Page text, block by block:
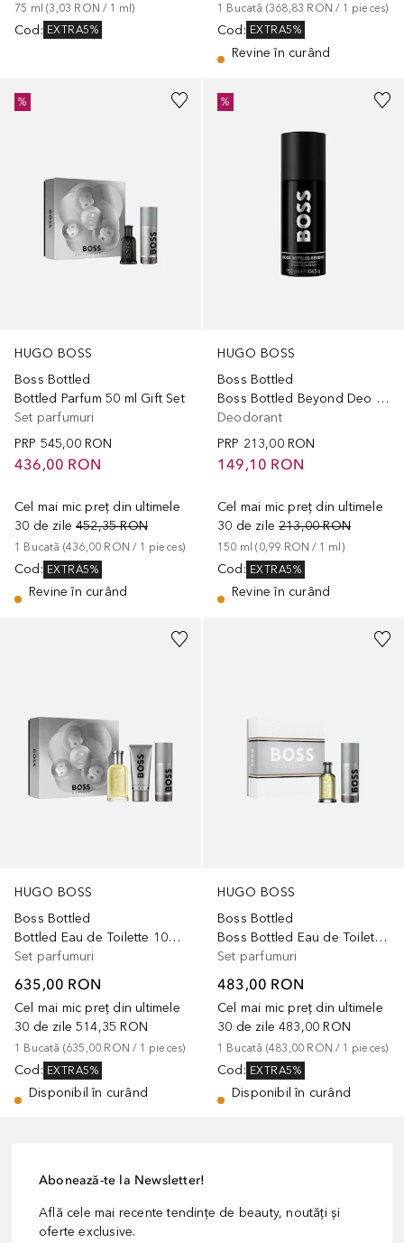
75 ml (3,03 RON / 1 ml)
Cod : EXTRA5%
1 Bucată (368,83 RON / 1 pieces)
Cod : EXTRA5%
Revine în curând
HUGO BOSS
Boss Bottled
Bottled Parfum 50 ml Gift Set
Set parfumuri
PRP 545,00 RON
436,00 RON
Cel mai mic preț din ultimele
30 de zile 452,35 RON
1 Bucată (436,00 RON / 1 pieces)
Cod : EXTRA5%
Revine în curând
%
HUGO BOSS
Boss Bottled
Boss Bottled Beyond Deo Spray
Deodorant
PRP 213,00 RON
149,10 RON
Cel mai mic preț din ultimele
30 de zile 213,00 RON
150 ml (0,99 RON / 1 ml )
Cod : EXTRA5%
Revine în curând
%
HUGO BOSS
Boss Bottled
Bottled Eau de Toilette 100 ml Gift Set
Set parfumuri
635,00 RON
Cel mai mic preț din ultimele
30 de zile 514,35 RON
1 Bucată (635,00 RON / 1 pieces)
Cod: EXTRA5%
Disponibil în curând
HUGO BOSS
Boss Bottled
Boss Bottled Eau de Toilette 50 ml Gift Set
Set parfumuri
483,00 RON
Cel mai mic preț din ultimele
30 de zile 483,00 RON
1 Bucată (483,00 RON / 1 pieces)
Cod: EXTRA5%
Disponibil în curând
Abonează-te la Newsletter!
Află cele mai recente tendințe de beauty, noutăți și
oferte exclusive.